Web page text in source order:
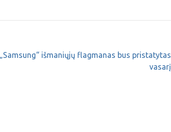
išmaniųjų flagmanas bus pristatytas
vasarį